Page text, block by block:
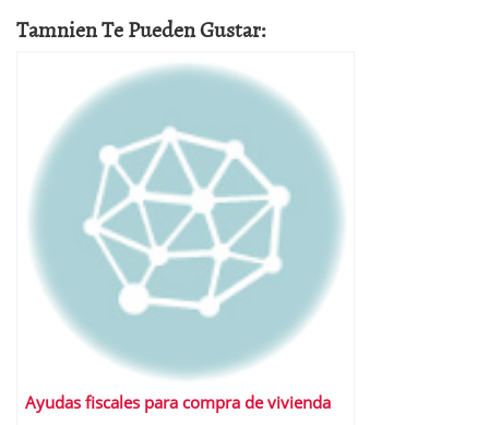
Tamnien Te Pueden Gustar:
Ayudas fiscales para compra de vivienda